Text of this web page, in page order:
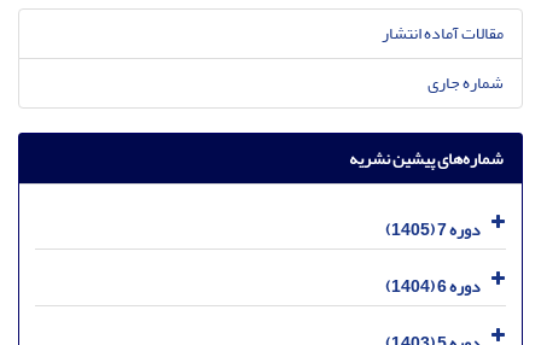
مقالات آماده انتشار
شماره جاری
شماره‌های پیشین نشریه
دوره 7 (1405)
دوره 6 (1404)